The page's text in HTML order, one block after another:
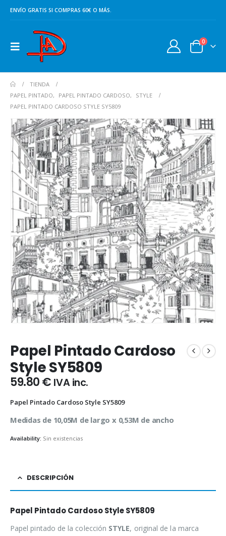
ENVÍO GRATIS SI COMPRAS 60€ O MÁS.
0
TIENDA
PAPEL PINTADO, PAPEL PINTADO CARDOSO,
STYLE
PAPEL PINTADO CARDOSO STYLE SY5809
Papel Pintado Cardoso
Style SY5809
59.80€ IVA inc.
Papel Pintado Cardoso Style SY5809
Medidas de 10,05M de largo x 0,53M de ancho
Availability: Sin existencias
DESCRIPCIÓN
Papel Pintado Cardoso Style SY5809
Papel pintado de la colección STYLE, original de la marca